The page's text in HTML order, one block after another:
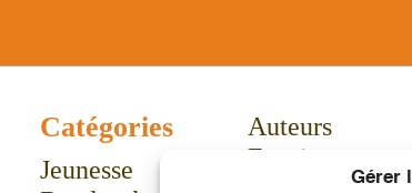
Gérer
Catégories
Jeunesse
Auteurs
Enseignants